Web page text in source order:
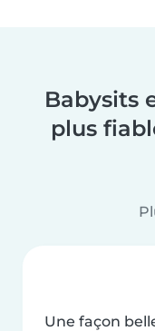
Babysits
plus
Une façon